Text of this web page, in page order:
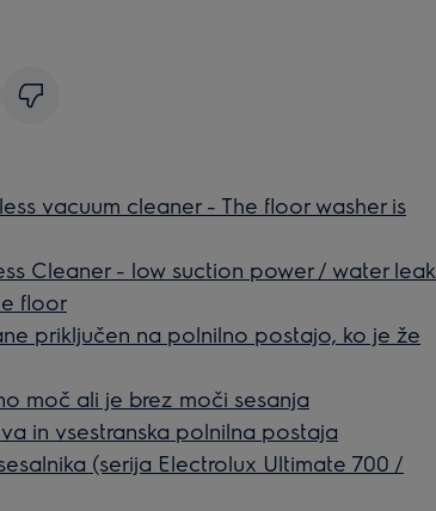
vacuum cleaner - The floor washer is
Cleaner - low suction power / water leak
floor
priključen na polnilno postajo, ko je že
moč ali je brez moči sesanja
in vsestranska polnilna postaja
(serija Electrolux Ultimate 700 /